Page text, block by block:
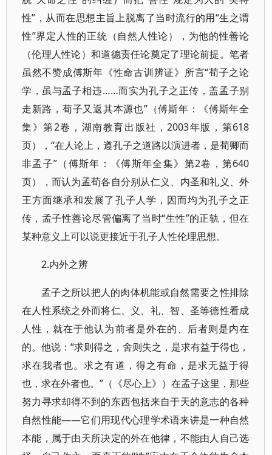
性”，从而在思想主旨上脱离了当时流行的用“生之谓
性”界定人性的正统（自然人性论），为他的性善论
（伦理人性论）和道德责任论奠定了理论前提。笔者
虽然不赞成傅斯年《性命古训辨证》所言“荀子之论
学，虽与孟子相违……而实为孔子之正传，盖孟子别
走新路，荀子又返其本源也”（傅斯年：《傅斯年全
集》第2卷，湖南教育出版社，2003年版，第618
页），“在人论上，遵孔子之道路以演进者，是荀卿而
非孟子”（傅斯年：《傅斯年全集》第2卷，第640
页），而认为孟荀各自分别从仁义、内圣和礼义、外
王方面继承和发展了孔子人学，因而均为孔子之正
传，孟子性善论尽管偏离了当时“生性”的正轨，但在
某种意义上可以说更接近于孔子人性伦理思想。
2.内外之辨
孟子之所以把人的肉体机能或自然需要之性排除
在人性系统之外而将仁、义、礼、智、圣等德性看成
人性，就在于他认为前者是外在的、后者则是内在
的。他说：“求则得之，舍则失之，是求有益于得也，
求在我者也。求之有道，得之有命，是求无益于得
也，求在外者也。”（《尽心上》）在孟子这里，那些
努力寻求却得不到的东西包括来自于天的意志的各种
自然性能——它们用现代心理学术语来讲是一种自然
本能，属于由天所决定的外在他律，不能由人自己选